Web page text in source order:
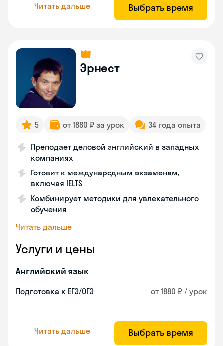
Читать дальше Выбрать время
Эрнест
5 от 1880 ₽ за урок 34 года опыта
Преподает деловой английский в западных
компаниях
Готовит к международным экзаменам,
включая IELTS
Комбинирует методики для увлекательного
обучения
Читать дальше
Услуги и цены
Английский язык
Подготовка к ЕГЭ/ОГЭ от 1880 ₽ / урок
Читать дальше Выбрать время